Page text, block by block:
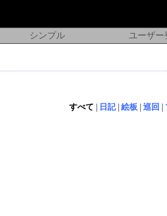
シンプル ユーザー
すべて 日記| 絵板| 巡回